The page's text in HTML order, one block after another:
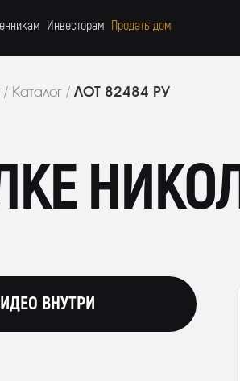
Инвесторам Продать дом
/ Каталог/ ЛОТ 82484 РУ
ВНУТРИ